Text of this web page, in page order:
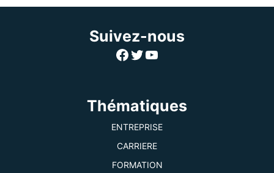
Suivez-nous
Facebook
Twitter
YouTube
Thématiques
ENTREPRISE
CARRIERE
FORMATION